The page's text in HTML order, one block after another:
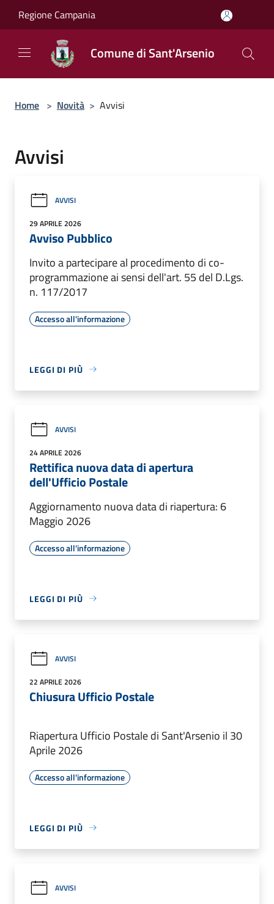
Regione Campania
Comune di Sant'Arsenio
Home > Novità > Avvisi
Avvisi
AVVISI
29 APRILE 2026
Avviso Pubblico
Invito a partecipare al procedimento di co-
programmazione ai sensi dell'art. 55 del D.Lgs.
n. 117/2017
Accesso all'informazione
LEGGI DI PIÙ
AVVISI
24 APRILE 2026
Rettifica nuova data di apertura
dell'Ufficio Postale
Aggiornamento nuova data di riapertura: 6
Maggio 2026
Accesso all'informazione
LEGGI DI PIÙ
AVVISI
22 APRILE 2026
Chiusura Ufficio Postale
Riapertura Ufficio Postale di Sant'Arsenio il 30
Aprile 2026
Accesso all'informazione
LEGGI DI PIÙ
AVVISI